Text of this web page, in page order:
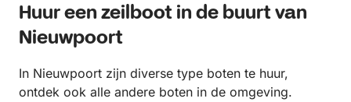
Huur een zeilboot in de buurt van
Nieuwpoort
In Nieuwpoort zijn diverse type boten te huur,
ontdek ook alle andere boten in de omgeving.